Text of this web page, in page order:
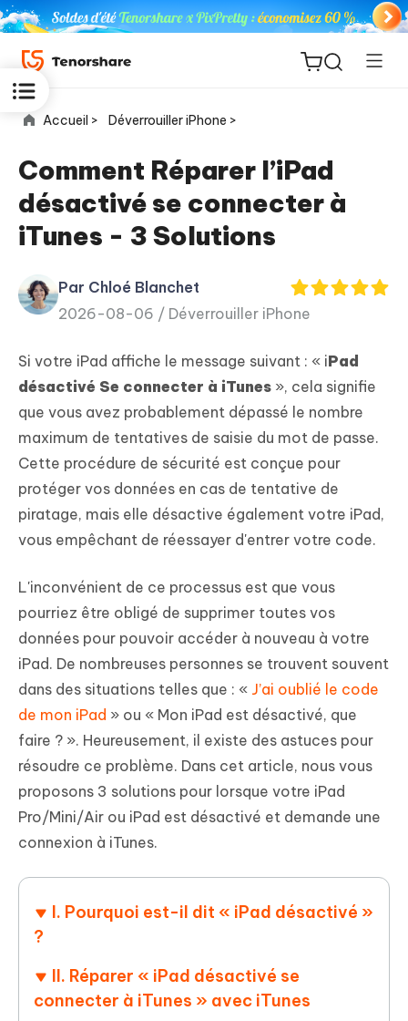
for iOS
PDNob
PDF
New
iAnyGo
Accueil > Déverrouiller iPhone >
Comment Réparer l’iPad
désactivé se connecter à
iTunes - 3 Solutions
Par Chloé Blanchet
2026-08-06 / Déverrouiller iPhone
Si votre iPad affiche le message suivant : « iPad
désactivé Se connecter à iTunes », cela signifie
que vous avez probablement dépassé le nombre
maximum de tentatives de saisie du mot de passe.
Cette procédure de sécurité est conçue pour
protéger vos données en cas de tentative de
piratage, mais elle désactive également votre iPad,
vous empêchant de réessayer d'entrer votre code.
L'inconvénient de ce processus est que vous
pourriez être obligé de supprimer toutes vos
données pour pouvoir accéder à nouveau à votre
iPad. De nombreuses personnes se trouvent souvent
dans des situations telles que : « J’ai oublié le code
de mon iPad » ou « Mon iPad est désactivé, que
faire ? ». Heureusement, il existe des astuces pour
résoudre ce problème. Dans cet article, nous vous
proposons 3 solutions pour lorsque votre iPad
Pro/Mini/Air ou iPad est désactivé et demande une
connexion à iTunes.
I. Pourquoi est-il dit « iPad désactivé »
?
II. Réparer « iPad désactivé se
connecter à iTunes » avec iTunes